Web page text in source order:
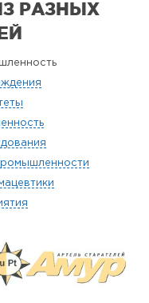
РАЗНЫХ